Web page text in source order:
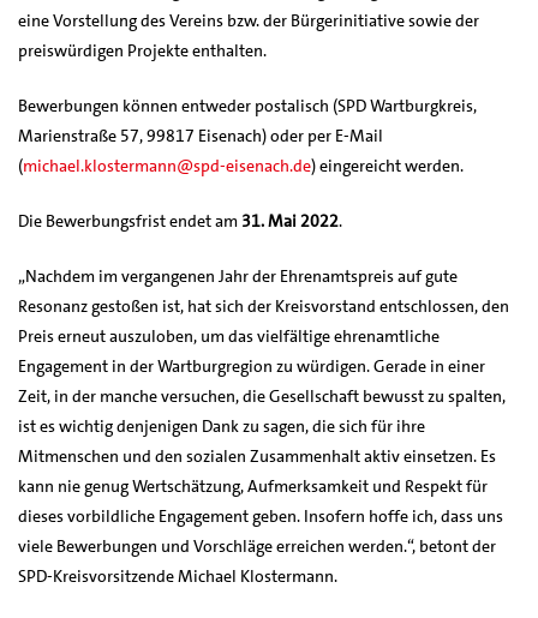
eine Vorstellung des Vereins bzw. der Bürgerinitiative sowie der
preiswürdigen Projekte enthalten.
Bewerbungen können entweder postalisch (SPD Wartburgkreis,
Marienstraße 57, 99817 Eisenach) oder per E-Mail
(michael.klostermann@spd-eisenach.de) eingereicht werden.
Die Bewerbungsfrist endet am 31. Mai 2022.
„Nachdem im vergangenen Jahr der Ehrenamtspreis auf gute
Resonanz gestoßen ist, hat sich der Kreisvorstand entschlossen, den
Preis erneut auszuloben, um das vielfältige ehrenamtliche
Engagement in der Wartburgregion zu würdigen. Gerade in einer
Zeit, in der manche versuchen, die Gesellschaft bewusst zu spalten,
ist es wichtig denjenigen Dank zu sagen, die sich für ihre
Mitmenschen und den sozialen Zusammenhalt aktiv einsetzen. Es
kann nie genug Wertschätzung, Aufmerksamkeit und Respekt für
dieses vorbildliche Engagement geben. Insofern hoffe ich, dass uns
viele Bewerbungen und Vorschläge erreichen werden.“, betont der
SPD-Kreisvorsitzende Michael Klostermann.